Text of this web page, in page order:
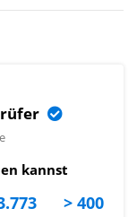
kannst
> 400